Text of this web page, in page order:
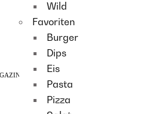
Wild
Favoriten
Burger
Dips
Eis
Pasta
Pizza